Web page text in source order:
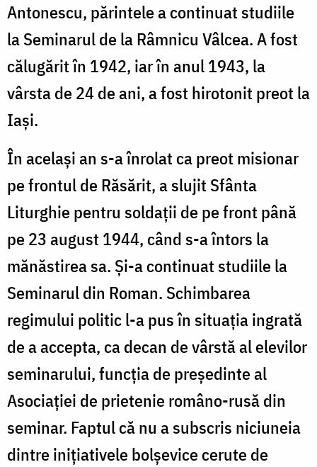
Antonescu, părintele a continuat studiile
la Seminarul de la Râmnicu Vâlcea. A fost
călugărit în 1942, iar în anul 1943, la
vârsta de 24 de ani, a fost hirotonit preot la
Iași.
În acelaşi an s-a înrolat ca preot misionar
pe frontul de Răsărit, a slujit Sfânta
Liturghie pentru soldaţii de pe front până
pe 23 august 1944, când s-a întors la
mănăstirea sa. Și-a continuat studiile la
Seminarul din Roman. Schimbarea
regimului politic l-a pus în situaţia ingrată
de a accepta, ca decan de vârstă al elevilor
seminarului, funcţia de preşedinte al
Asociaţiei de prietenie româno-rusă din
seminar. Faptul că nu a subscris niciuneia
dintre iniţiativele bolşevice cerute de